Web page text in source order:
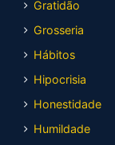
Gratidão
Grosseria
Hábitos
Hipocrisia
Honestidade
Humildade